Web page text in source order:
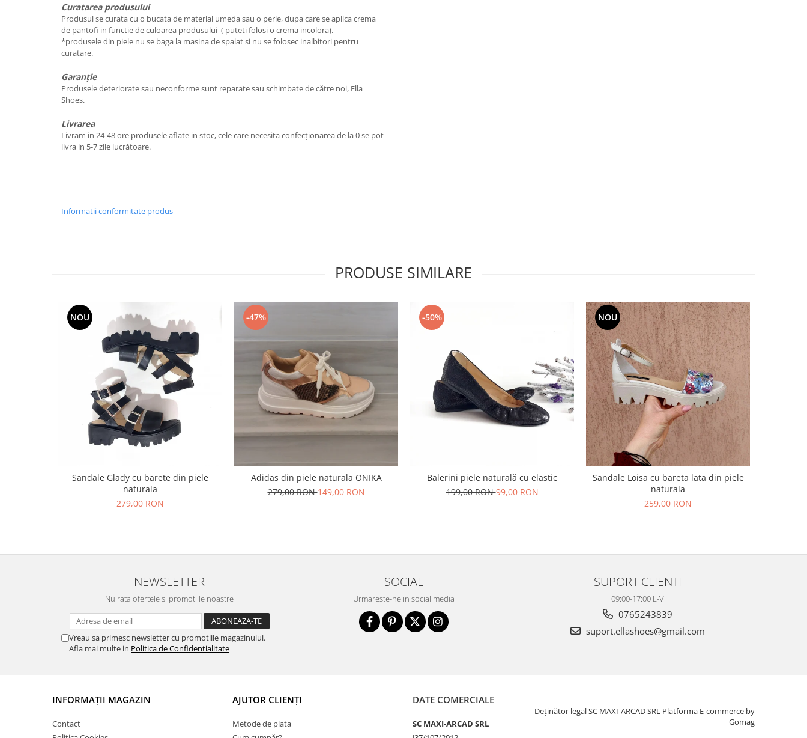
Curatarea produsului
Produsul se curata cu o bucata de material umeda sau o perie, dupa care se aplica crema
de pantofi in functie de culoarea produsului ( puteti folosi o crema incolora).
*produsele din piele nu se baga la masina de spalat si nu se folosec inalbitori pentru
curatare.
Garanție
Produsele deteriorate sau neconforme sunt reparate sau schimbate de către noi, Ella
Shoes.
Livrarea
Livram in 24-48 ore produsele aflate in stoc, cele care necesita confecționarea de la 0 se pot
livra in 5-7 zile lucrătoare.
Informatii conformitate produs
PRODUSE SIMILARE
NOU
Sandale Glady cu barete din piele
naturala
279,00 RON
-47%
Adidas din piele naturala ONIKA
279,00 RON149,00 RON
-50%
Balerini piele naturală cu elastic
199,00 RON99,00 RON
NOU
Sandale Loisa cu bareta lata din piele
naturala
259,00 RON
NEWSLETTER
Nu rata ofertele si promotiile noastre
Vreau sa primesc newsletter cu promotiile magazinului.
Afla mai multe in Politica de Confidentialitate
SOCIAL
Urmareste-ne in social media
SUPORT CLIENTI
09:00-17:00 L-V
0765243839
suport.ellashoes@gmail.com
INFORMAȚII MAGAZIN
Contact
AJUTOR CLIENȚI
Metode de plata
DATE COMERCIALE
SC MAXI-ARCAD SRL
Deținător legal SC MAXI-ARCAD SRL Platforma E-commerce by
Gomag